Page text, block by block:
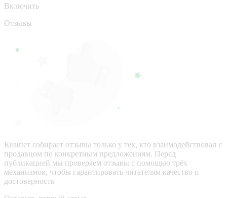
Включить
Отзывы
Кинпет собирает отзывы только у тех, кто взаимодействовал с
продавцом по конкретным предложениям. Перед
публикацией мы проверяем отзывы с помощью трёх
механизмов, чтобы гарантировать читателям качество и
достоверность